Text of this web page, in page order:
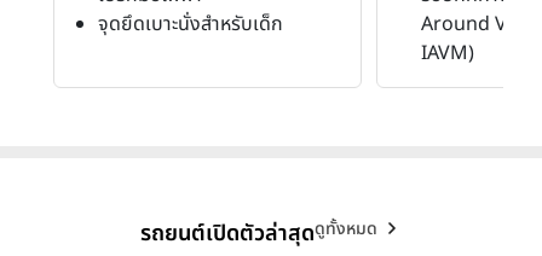
จุดยึดเบาะนั่งสำหรับเด็ก
Around
IAVM)
รถยนต์เปิดตัวล่าสุดดูทั้งหมด